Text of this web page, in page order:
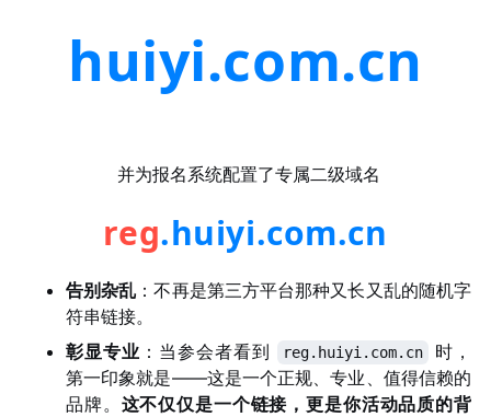
huiyi.com.cn
并为报名系统配置了专属二级域名
reg.huiyi.com.cn
告别杂乱 ：不再是第三方平台那种又长又乱的随机字
符串链接。
彰显专业 ：当参会者看到 reg.huiyi.com.cn
时，
第一印象就是——这是一个正规、专业、值得信赖的
品牌。 这不仅仅是一个链接，更是你活动品质的背